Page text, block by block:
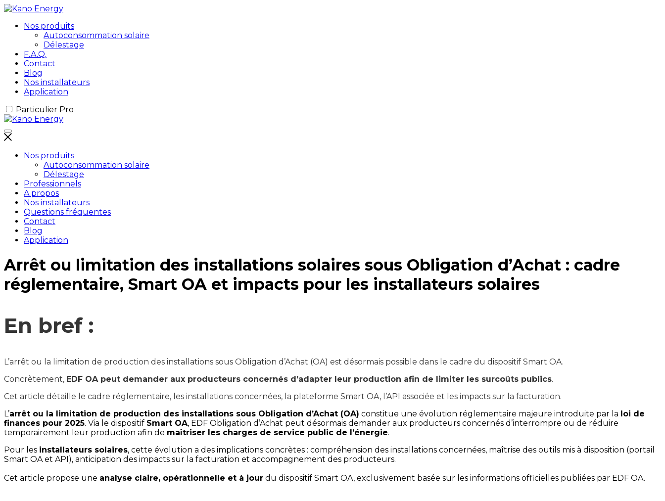
Nos produits
Autoconsommation solaire
Délestage
F.A.Q.
Contact
Blog
Nos installateurs
Application
Particulier Pro
Nos produits
Autoconsommation solaire
Délestage
Professionnels
A propos
Nos installateurs
Questions fréquentes
Contact
Blog
Application
Arrêt ou limitation des installations solaires sous Obligation d’Achat : cadre
réglementaire, Smart OA et impacts pour les installateurs solaires
En bref :
L’arrêt ou la limitation de production des installations sous Obligation d’Achat (OA) est désormais possible dans le cadre du dispositif Smart OA.
Concrètement, EDF OA peut demander aux producteurs concernés d’adapter leur production afin de limiter les surcoûts publics.
Cet article détaille le cadre réglementaire, les installations concernées, la plateforme Smart OA, l’API associée et les impacts sur la facturation.
L’arrêt ou la limitation de production des installations sous Obligation d’Achat (OA) constitue une évolution réglementaire majeure introduite par la loi de
finances pour 2025. Via le dispositif Smart OA, EDF Obligation d’Achat peut désormais demander aux producteurs concernés d’interrompre ou de réduire
temporairement leur production afin de maîtriser les charges de service public de l’énergie.
Pour les installateurs solaires, cette évolution a des implications concrètes : compréhension des installations concernées, maîtrise des outils mis à disposition (portail
Smart OA et API), anticipation des impacts sur la facturation et accompagnement des producteurs.
Cet article propose une analyse claire, opérationnelle et à jour du dispositif Smart OA, exclusivement basée sur les informations officielles publiées par EDF OA.